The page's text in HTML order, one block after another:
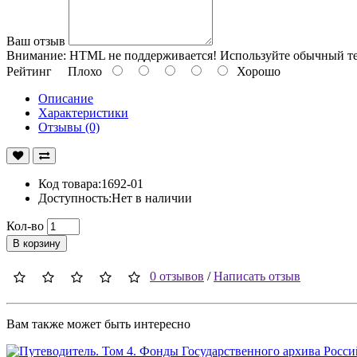
Ваш отзыв
Внимание: HTML не поддерживается! Используйте обычный
Рейтинг Плохо
Хорошо
Описание
Характеристики
Отзывы (0)
Код товара:1692-01
Доступность:Нет в наличии
Кол-во
В корзину
0 отзывов /Написать отзыв
Вам также может быть интересно